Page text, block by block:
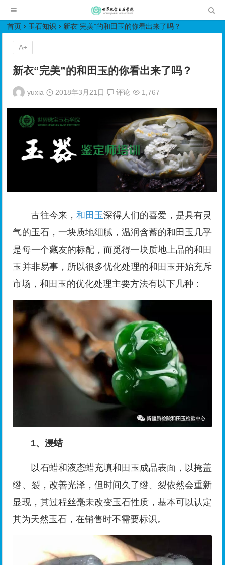
首页 玉石知识 新衣“完美”的和田玉的你看出来了吗？
新衣“完美”的和田玉的你看出来了吗？
yuxia 2018年3月21日 评论 1,767
古往今来， 和田玉深得人们的喜爱，是具有灵
气的玉石，一块质地细腻，温润含蓄的和田玉几乎
是每一个藏友的标配，而觅得一块质地上品的和田
玉并非易事，所以很多优化处理的和田玉开始充斥
市场，和田玉的优化处理主要方法有以下几种：
1、浸蜡
以石蜡和液态蜡充填和田玉成品表面，以掩盖
绺、裂，改善光泽，但时间久了绺、裂依然会重新
显现，其过程丝毫未改变玉石性质，基本可以认定
其为天然玉石，在销售时不需要标识。
A+